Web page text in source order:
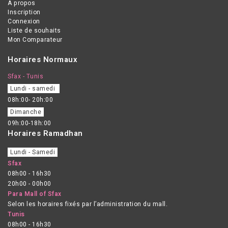
A propos
Inscription
Connexion
Liste de souhaits
Mon Comparateur
Horaires Normaux
Sfax - Tunis
Lundi - samedi
08h:00- 20h:00
Dimanche
09h:00-18h:00
Horaires Ramadhan
Lundi - Samedi
Sfax
08h00 - 16h30
20h00 - 00h00
Para Mall of Sfax
Selon les horaires fixés par l’administration du mall.
Tunis
08h00 - 16h30